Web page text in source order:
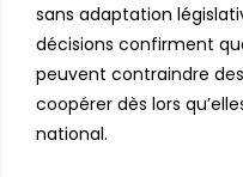
sans adaptation
décisions confirment
peuvent contraindre
coopérer dès lors
national.